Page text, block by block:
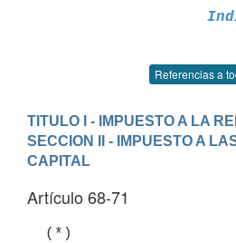
Referencias a
TITULO I - IMPUESTO A LA
SECCION II - IMPUESTO A
CAPITAL
Artículo 68-71
  (*)